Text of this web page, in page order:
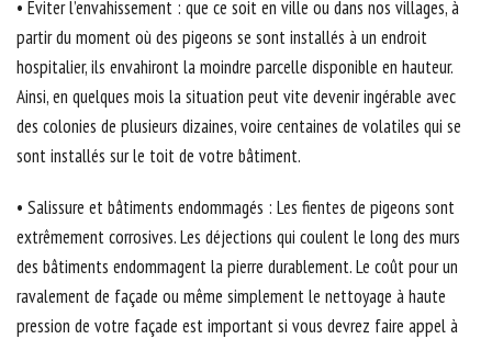
• Eviter l’envahissement : que ce soit en ville ou dans nos villages, à
partir du moment où des pigeons se sont installés à un endroit
hospitalier, ils envahiront la moindre parcelle disponible en hauteur.
Ainsi, en quelques mois la situation peut vite devenir ingérable avec
des colonies de plusieurs dizaines, voire centaines de volatiles qui se
sont installés sur le toit de votre bâtiment.
• Salissure et bâtiments endommagés : Les fientes de pigeons sont
extrêmement corrosives. Les déjections qui coulent le long des murs
des bâtiments endommagent la pierre durablement. Le coût pour un
ravalement de façade ou même simplement le nettoyage à haute
pression de votre façade est important si vous devrez faire appel à